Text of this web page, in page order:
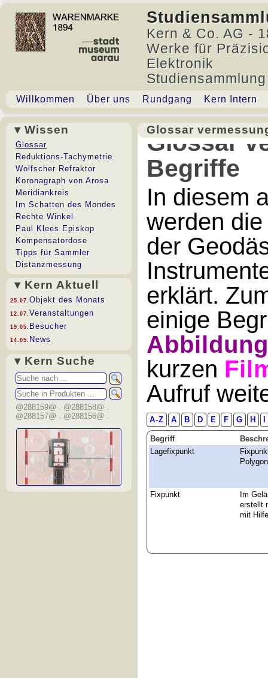
Kern & Co. AG -
Werke für
Elektronik
Willkommen Über uns Rundgang Kern Intern
▾ Wissen
Glossar
Reduktions-Tachymetrie
Wolfscher Refraktor
Koronagraph von Arosa
Meridiankreis
Im Schatten des Mondes
Rechte Winkel
Paul Klees Episkop
Kompensatordose
Tipps für Sammler
Distanzmessung
▾ Kern Aktuell
25.07. Objekt des Monats
12.07. Veranstaltungen
19.05. Besucher
14.05. News
▾ Kern Suche
@288159@ . @288158@ .
@288157@ . @288156@ .
Glossar
Glossar
Begriffe
In diesem
werden
der
erklärt.
einige
kurzen
Aufruf
A-Z A B D E F G H
Begriff
Lagefixpunkt
Fixpunkt
Im
erstellt
mit